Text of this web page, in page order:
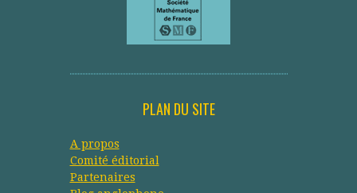
PLAN DU SITE
A propos
Comité éditorial
Partenaires